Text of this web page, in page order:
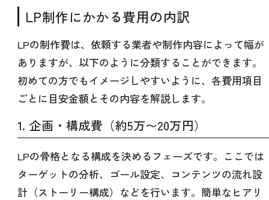
LP制作にかかる費用の内訳
LPの制作費は、依頼する業者や制作内容によって幅が
ありますが、以下のように分類することができます。
初めての方でもイメージしやすいように、各費用項目
ごとに目安金額とその内容を解説します。
1. 企画・構成費（約5万〜20万円）
LPの骨格となる構成を決めるフェーズです。ここでは
ターゲットの分析、ゴール設定、コンテンツの流れ設
計（ストーリー構成）などを行います。簡単なヒアリ